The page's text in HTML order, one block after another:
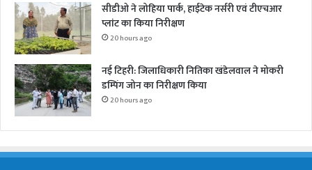
सीडीओ ने लोहिया पार्क, हाईटेक नर्सरी एवं टीएचआर
प्लांट का किया निरीक्षण
20 hours ago
नई टिहरी: जिलाधिकारी नितिका खंडेलवाल ने मोकरी
डम्पिंग जोन का निरीक्षण किया
20 hours ago